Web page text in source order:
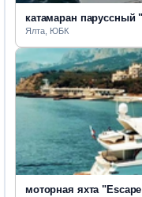
катамаран паруссный
Ялта, ЮБК
моторная яхта